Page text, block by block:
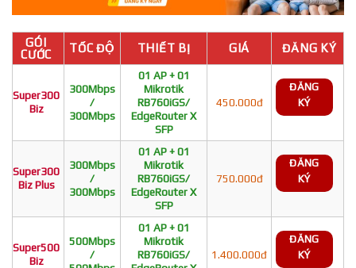
GÓI
CƯỚC
TỐC ĐỘ THIẾT BỊ GIÁ ĐĂNG KÝ
Super300
Biz
300Mbps
/
300Mbps
01 AP + 01
Mikrotik
RB760iGS/
EdgeRouter X
SFP
450.000đ
ĐĂNG
KÝ
Super300
Biz Plus
300Mbps
/
300Mbps
01 AP + 01
Mikrotik
RB760iGS/
EdgeRouter X
SFP
750.000đ
ĐĂNG
KÝ
Super500
Biz
500Mbps
/
01 AP + 01
Mikrotik
RB760iGS/
1.400.000đ
ĐĂNG
KÝ